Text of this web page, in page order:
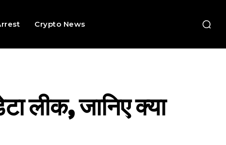
Crypto News
लीक, जानिए क्या